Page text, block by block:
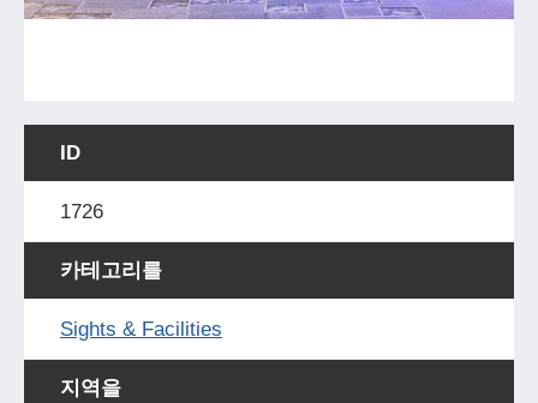
ID
1726
카테고리를
Sights & Facilities
지역을